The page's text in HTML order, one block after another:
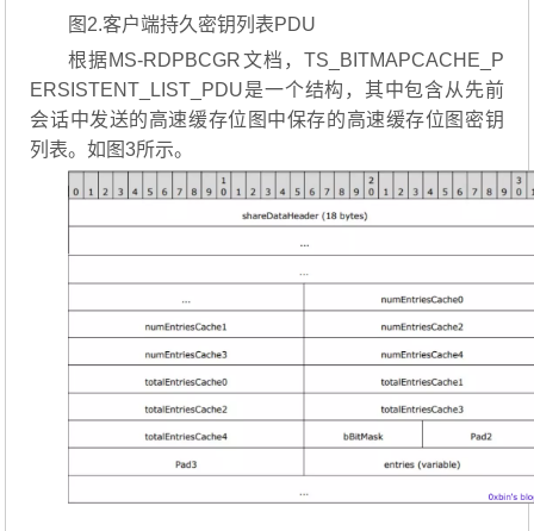
图2.客户端持久密钥列表PDU
根据MS-RDPBCGR文档，TS_BITMAPCACHE_P
ERSISTENT_LIST_PDU是一个结构，其中包含从先前
会话中发送的高速缓存位图中保存的高速缓存位图密钥
列表。如图3所示。